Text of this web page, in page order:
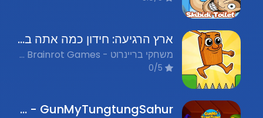
ארץ הרגיעה: חידון כמה אתה באמת מכיר את בריינרוט - Relax Land: Mini Challenge Game
משחקי בריינרוט - Italian Brainrot Games, משחקי קז'ואל - Casual Games, משחקים מצחיקים - Funny Games, אתגרי חשיבה ופתרון חידות - Puzzle & Logic
GunMyTungtungSahur - קרב נשק טונגטונג סאהור